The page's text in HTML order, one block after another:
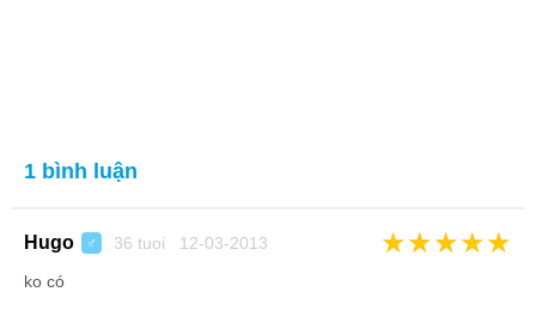
1 bình luận
Hugo ♂ 36 tuoi 12-03-2013 ★★★★★
ko có